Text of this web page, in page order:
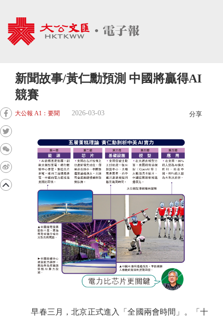
新聞故事/黃仁勳預測 中國將贏得AI
競賽
大公報 A1：要聞 2026-03-03 分享
早春三月，北京正式進入「全國兩會時間」。「十